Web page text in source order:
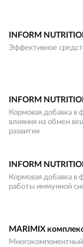
INFORM
Эффективное
INFORM
Кормовая добавка в
влияния на обмен
развития
INFORM
Кормовая добавка в
работы иммунной
MARIMIX